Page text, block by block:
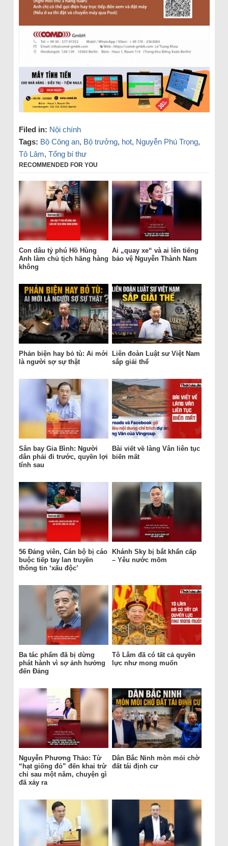
Filed in: Nội chính
Tags: Bộ Công an, Bộ trưởng, hot, Nguyễn Phú Trọng,
Tô Lâm, Tổng bí thư
RECOMMENDED FOR YOU
Con dâu tỷ phú Hồ Hùng
Anh làm chủ tịch hãng hàng
không
Ai „quay xe“ và ai lên tiếng
bảo vệ Nguyễn Thành Nam
Phản biện hay bỏ tù: Ai mới
là người sợ sự thật
Liên đoàn Luật sư Việt Nam
sắp giải thể
Sân bay Gia Bình: Người
dân phải đi trước, quyền lợi
tính sau
Bài viết về làng Vân liên tục
biến mất
56 Đảng viên, Cán bộ bị cáo
buộc tiếp tay lan truyền
thông tin ‘xấu độc’
Khánh Sky bị bắt khẩn cấp
– Yêu nước mõm
Ba tác phẩm đã bị dừng
phát hành vì sợ ảnh hưởng
đến Đảng
Tô Lâm đã có tất cả quyền
lực như mong muốn
Nguyễn Phương Thảo: Từ
“hạt giống đỏ” đến khai trừ
chỉ sau một năm, chuyện gì
đã xảy ra
Dân Bắc Ninh mòn mỏi chờ
đất tái định cư